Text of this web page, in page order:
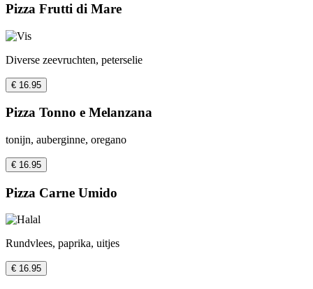
Pizza Frutti di Mare
Diverse zeevruchten, peterselie
€ 16.95
Pizza Tonno e Melanzana
tonijn, auberginne, oregano
€ 16.95
Pizza Carne Umido
Rundvlees, paprika, uitjes
€ 16.95